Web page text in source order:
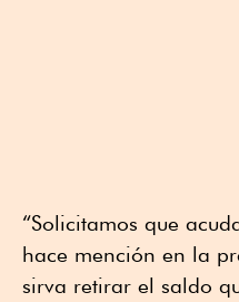
“Solicitamos que
hace mención en la
sirva retirar el saldo